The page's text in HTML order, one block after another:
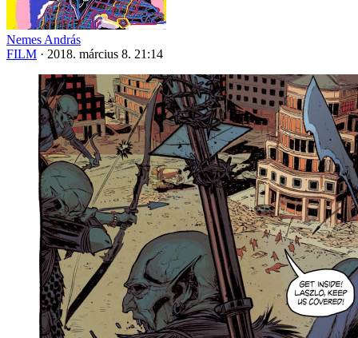
Nemes András
FILM · 2018. március 8. 21:14